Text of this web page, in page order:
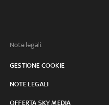
Note legali:
GESTIONE COOKIE
NOTE LEGALI
OFFERTA SKY MEDIA